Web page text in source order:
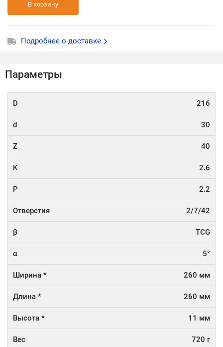
В корзину
Подробнее о доставке
Параметры
D 216
d 30
Z 40
K 2.6
P 2.2
Отверстия 2/7/42
β TCG
α 5°
Ширина * 260 мм
Длина * 260 мм
Высота * 11 мм
Вес 720 г